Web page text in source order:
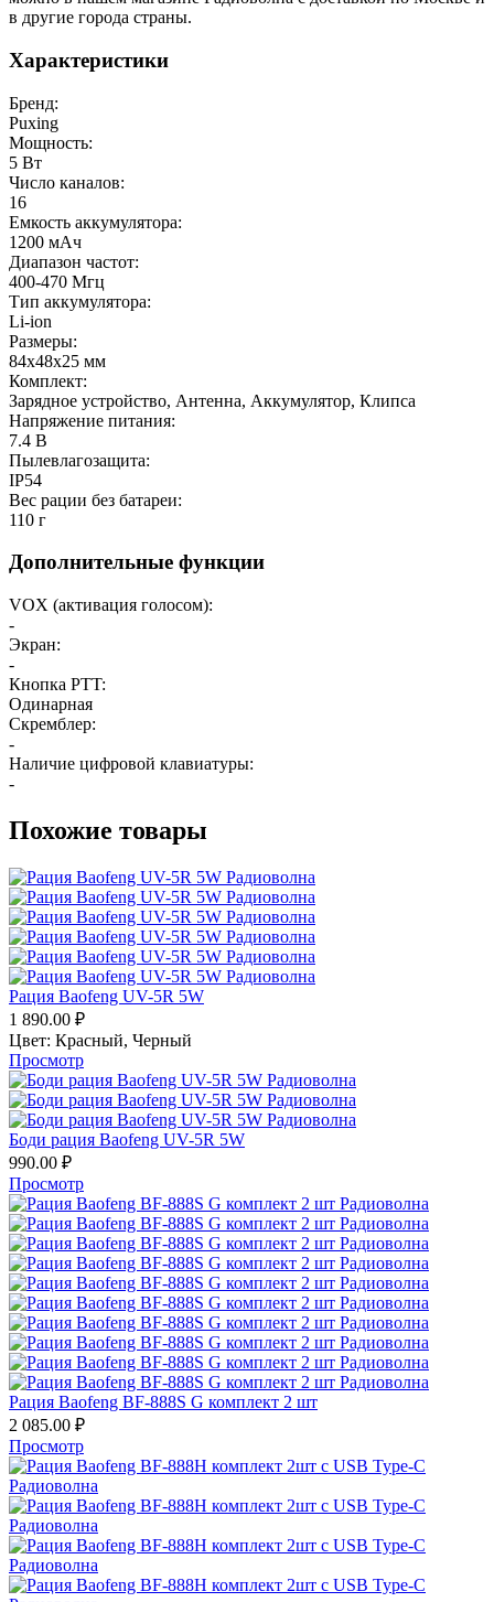
в другие города страны.
Характеристики
Бренд:
Puxing
Мощность:
5 Вт
Число каналов:
16
Емкость аккумулятора:
1200 мАч
Диапазон частот:
400-470 Мгц
Тип аккумулятора:
Li-ion
Размеры:
84x48x25 мм
Комплект:
Зарядное устройство, Антенна, Аккумулятор, Клипса
Напряжение питания:
7.4 В
Пылевлагозащита:
IP54
Вес рации без батареи:
110 г
Дополнительные функции
VOX (активация голосом):
-
Экран:
-
Кнопка PTT:
Одинарная
Скремблер:
-
Наличие цифровой клавиатуры:
-
Похожие товары
Рация Baofeng UV-5R 5W
1 890.00 ₽
Цвет: Красный, Черный
Просмотр
Боди рация Baofeng UV-5R 5W
990.00 ₽
Просмотр
Рация Baofeng BF-888S G комплект 2 шт
2 085.00 ₽
Просмотр